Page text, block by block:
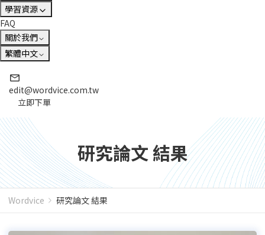
學習資源
FAQ
關於我們
繁體中文
edit@wordvice.com.tw
立即下單
研究論文 結果
Wordvice 研究論文 結果